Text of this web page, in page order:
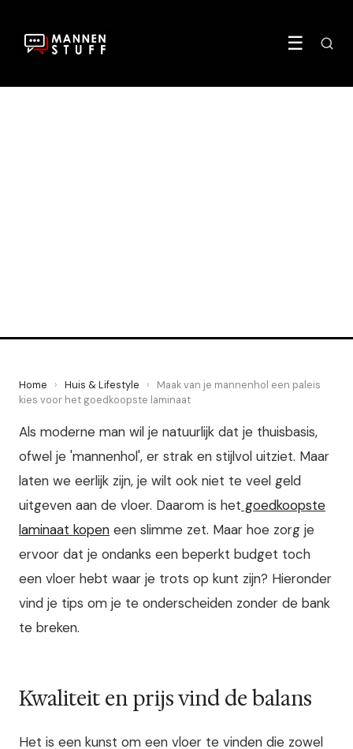
☰
Home › Huis & Lifestyle ›
Maak van je mannenhol een paleis
kies voor het goedkoopste laminaat
Als moderne man wil je natuurlijk dat je thuisbasis,
ofwel je 'mannenhol', er strak en stijlvol uitziet. Maar
laten we eerlijk zijn, je wilt ook niet te veel geld
uitgeven aan de vloer. Daarom is het goedkoopste
laminaat kopen een slimme zet. Maar hoe zorg je
ervoor dat je ondanks een beperkt budget toch
een vloer hebt waar je trots op kunt zijn? Hieronder
vind je tips om je te onderscheiden zonder de bank
te breken.
Kwaliteit en prijs vind de balans
Het is een kunst om een vloer te vinden die zowel